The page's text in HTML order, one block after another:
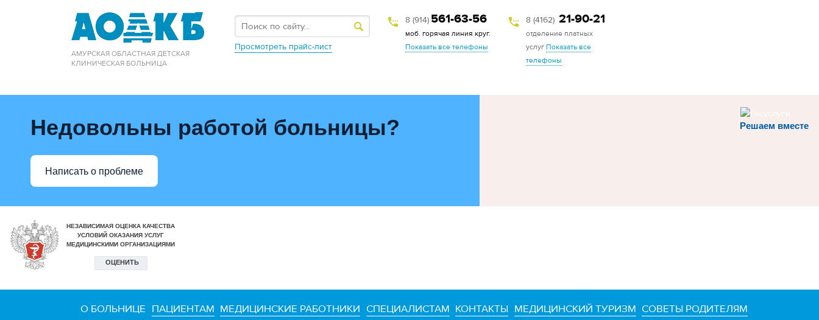
АМУРСКАЯ ОБЛАСТНАЯ ДЕТСКАЯ
КЛИНИЧЕСКАЯ БОЛЬНИЦА
Просмотреть прайс-лист
8 (914) 561-63-56
моб. горячая линия круг.
Показать все телефоны
8 (4162) 21-90-21
отделение платных
услуг Показать все
телефоны
Решаем вместе
Недовольны работой больницы?
Написать о проблеме
О БОЛЬНИЦЕ ПАЦИЕНТАМ МЕДИЦИНСКИЕ РАБОТНИКИ СПЕЦИАЛИСТАМ КОНТАКТЫ МЕДИЦИНСКИЙ ТУРИЗМ СОВЕТЫ РОДИТЕЛЯМ